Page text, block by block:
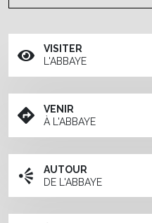
VISITER
L'ABBAYE
VENIR
À L'ABBAYE
AUTOUR
DE L'ABBAYE